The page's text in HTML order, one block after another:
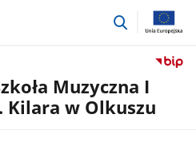
przejdź
Muzyczna I
Kilara w Olkuszu